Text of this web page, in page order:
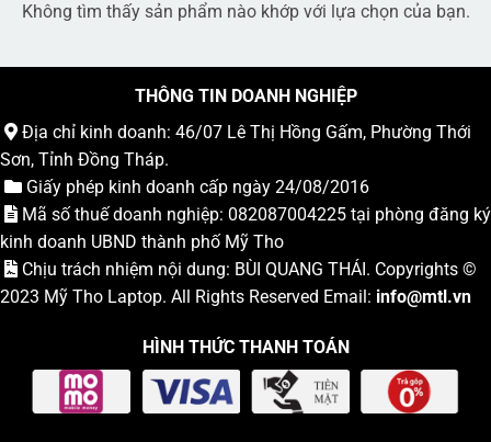
Không tìm thấy sản phẩm nào khớp với lựa chọn của bạn.
THÔNG TIN DOANH NGHIỆP
Địa chỉ kinh doanh: 46/07 Lê Thị Hồng Gấm, Phường Thới
Sơn, Tỉnh Đồng Tháp.
Giấy phép kinh doanh cấp ngày 24/08/2016
Mã số thuế doanh nghiệp: 082087004225 tại phòng đăng ký
kinh doanh UBND thành phố Mỹ Tho
Chịu trách nhiệm nội dung: BÙI QUANG THÁI. Copyrights ©
2023 Mỹ Tho Laptop. All Rights Reserved Email: info@mtl.vn
HÌNH THỨC THANH TOÁN